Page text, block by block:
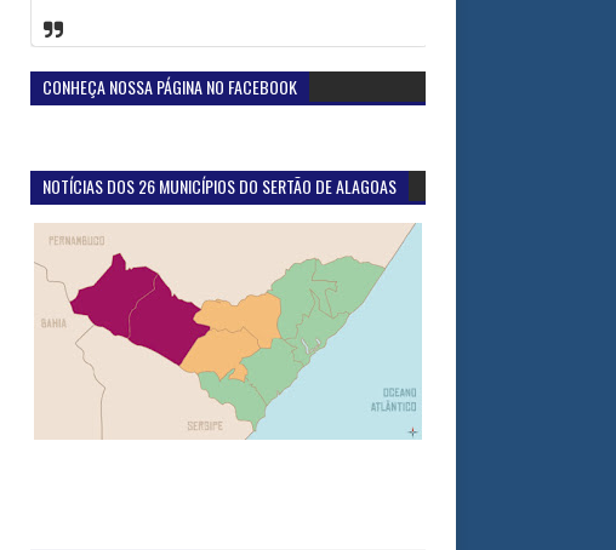
CONHEÇA NOSSA PÁGINA NO FACEBOOK
NOTÍCIAS DOS 26 MUNICÍPIOS DO SERTÃO DE ALAGOAS